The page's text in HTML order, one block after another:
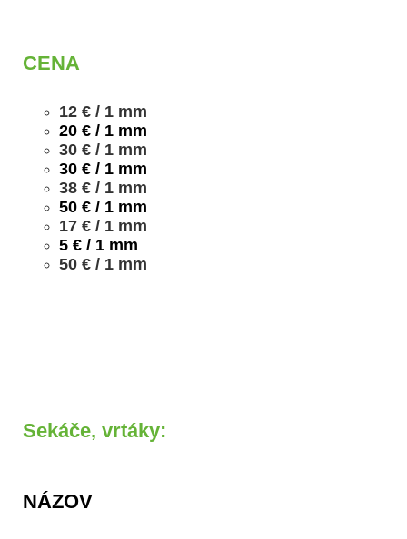
CENA
12 € / 1 mm
20 € / 1 mm
30 € / 1 mm
30 € / 1 mm
38 € / 1 mm
50 € / 1 mm
17 € / 1 mm
5 € / 1 mm
50 € / 1 mm
Sekáče, vrtáky:
NÁZOV